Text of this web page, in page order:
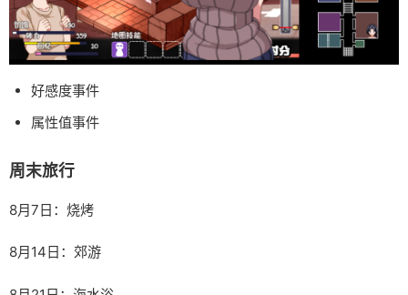
好感度事件
属性值事件
周末旅行
8月7日：烧烤
8月14日：郊游